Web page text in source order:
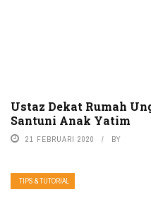
Ustaz Dekat Rumah
Santuni Anak Yatim
21 FEBRUARI 2020 BY
TIPS & TUTORIAL